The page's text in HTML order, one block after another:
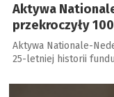
Aktywa
przekroczyły
Aktywa Nationale-
25-letniej historii
a